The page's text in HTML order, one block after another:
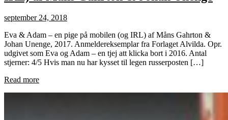
september 24, 2018
Eva & Adam – en pige på mobilen (og IRL) af Måns Gahrton &
Johan Unenge, 2017. Anmeldereksemplar fra Forlaget Alvilda. Opr.
udgivet som Eva og Adam – en tjej att klicka bort i 2016. Antal
stjerner: 4/5 Hvis man nu har kysset til legen russerposten […]
Read more